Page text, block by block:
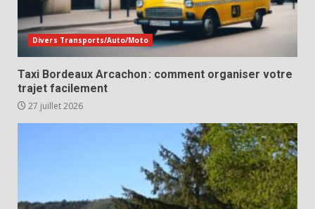
Divers Transports/Auto/Moto
Taxi Bordeaux Arcachon : comment organiser votre
trajet facilement
27 juillet 2026